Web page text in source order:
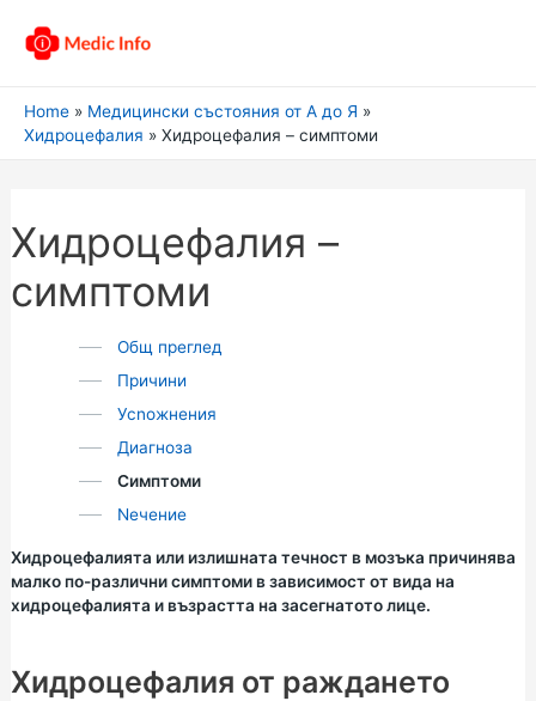
Home
Медицински състояния от А до Я
Хидроцефалия
Хидроцефалия – симптоми
Хидроцефалия –
симптоми
Общ преглед
Причини
Усnожнения
Диагноза
Симптоми
Nечение
Хидроцефалията или излишната течност в мозъка причинява
малко по-различни симптоми в зависимост от вида на
хидроцефалията и възрастта на засегнатото лице.
Хидроцефалия от раждането